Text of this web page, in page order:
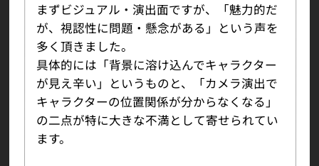
まずビジュアル・演出面ですが、「魅力的だ
が、視認性に問題・懸念がある」という声を
多く頂きました。
具体的には「背景に溶け込んでキャラクター
が見え辛い」というものと、「カメラ演出で
キャラクターの位置関係が分からなくなる」
の二点が特に大きな不満として寄せられてい
ます。